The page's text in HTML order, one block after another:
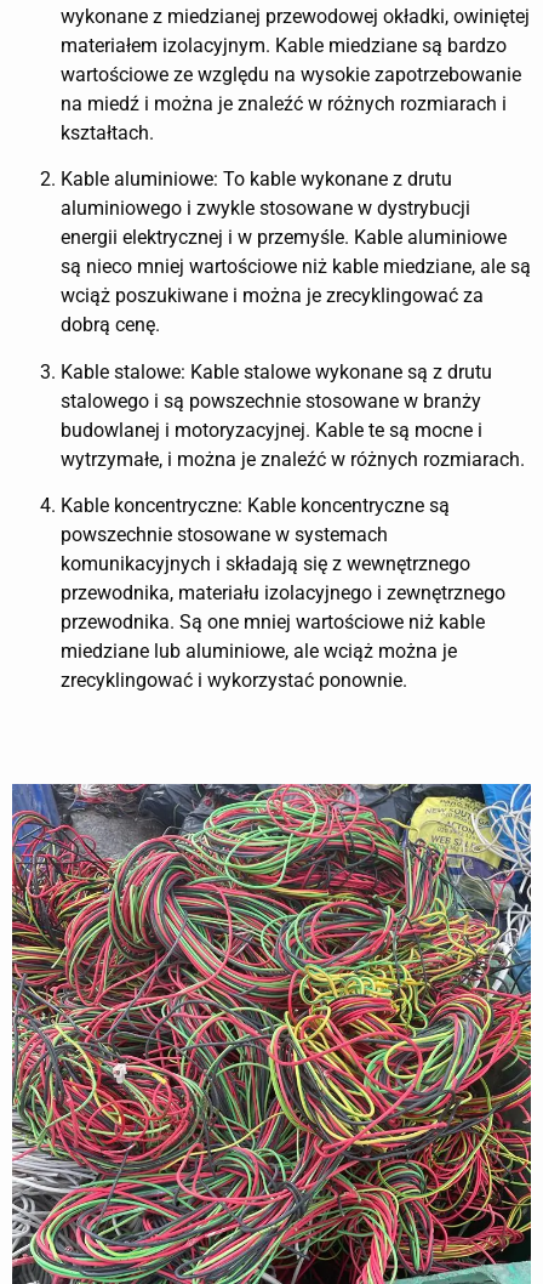
wykonane z miedzianej przewodowej okładki, owiniętej
materiałem izolacyjnym. Kable miedziane są bardzo
wartościowe ze względu na wysokie zapotrzebowanie
na miedź i można je znaleźć w różnych rozmiarach i
kształtach.
Kable aluminiowe: To kable wykonane z drutu
aluminiowego i zwykle stosowane w dystrybucji
energii elektrycznej i w przemyśle. Kable aluminiowe
są nieco mniej wartościowe niż kable miedziane, ale są
wciąż poszukiwane i można je zrecyklingować za
dobrą cenę.
Kable stalowe: Kable stalowe wykonane są z drutu
stalowego i są powszechnie stosowane w branży
budowlanej i motoryzacyjnej. Kable te są mocne i
wytrzymałe, i można je znaleźć w różnych rozmiarach.
Kable koncentryczne: Kable koncentryczne są
powszechnie stosowane w systemach
komunikacyjnych i składają się z wewnętrznego
przewodnika, materiału izolacyjnego i zewnętrznego
przewodnika. Są one mniej wartościowe niż kable
miedziane lub aluminiowe, ale wciąż można je
zrecyklingować i wykorzystać ponownie.